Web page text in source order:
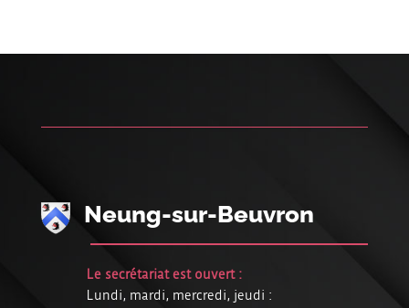
Neung-sur-Beuvron
Le secrétariat est ouvert :
Lundi, mardi, mercredi, jeudi :